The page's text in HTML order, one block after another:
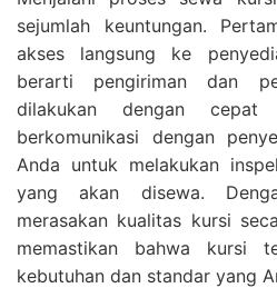
sejumlah keuntungan.
akses langsung ke
berarti pengiriman dan
dilakukan dengan
berkomunikasi dengan
Anda untuk melakukan
yang akan disewa.
merasakan kualitas kursi
memastikan bahwa kursi
kebutuhan dan standar yang